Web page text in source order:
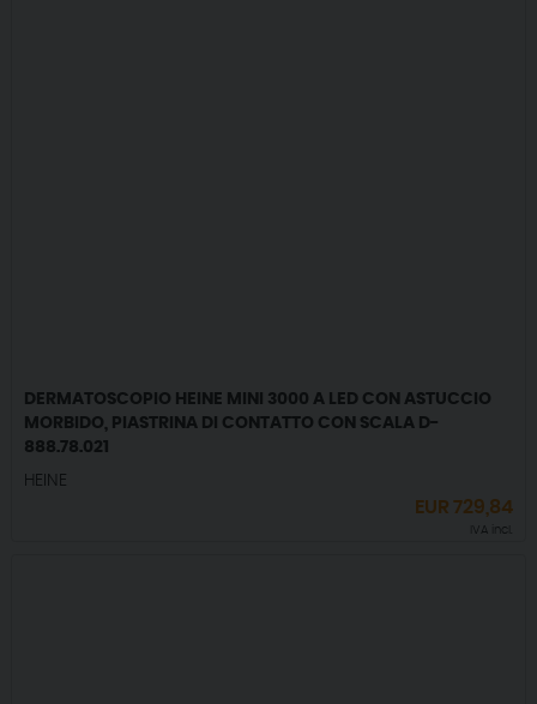
DERMATOSCOPIO HEINE MINI 3000 A LED CON ASTUCCIO
MORBIDO, PIASTRINA DI CONTATTO CON SCALA D-
888.78.021
HEINE
EUR729,84
IVA incl.